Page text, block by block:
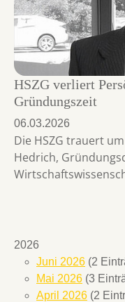
HSZG verliert
Gründungszeit
06.03.2026
Die HSZG trauert
Hedrich,
2026
Juni 2026 (2
Mai 2026 (3
April 2026 (2